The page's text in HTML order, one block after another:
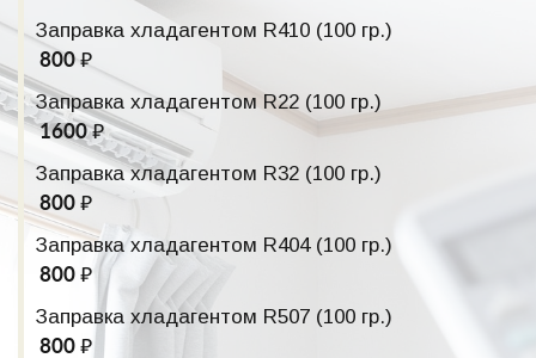
Заправка хладагентом R410 (100 гр.)
800 ₽
Заправка хладагентом R22 (100 гр.)
1600 ₽
Заправка хладагентом R32 (100 гр.)
800 ₽
Заправка хладагентом R404 (100 гр.)
800 ₽
Заправка хладагентом R507 (100 гр.)
800 ₽